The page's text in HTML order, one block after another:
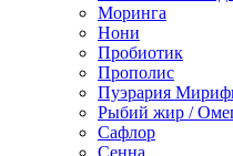
Моринга
Нони
Пробиотик
Прополис
Пуэрария
Рыбий жир /
Сафлор
Сенна